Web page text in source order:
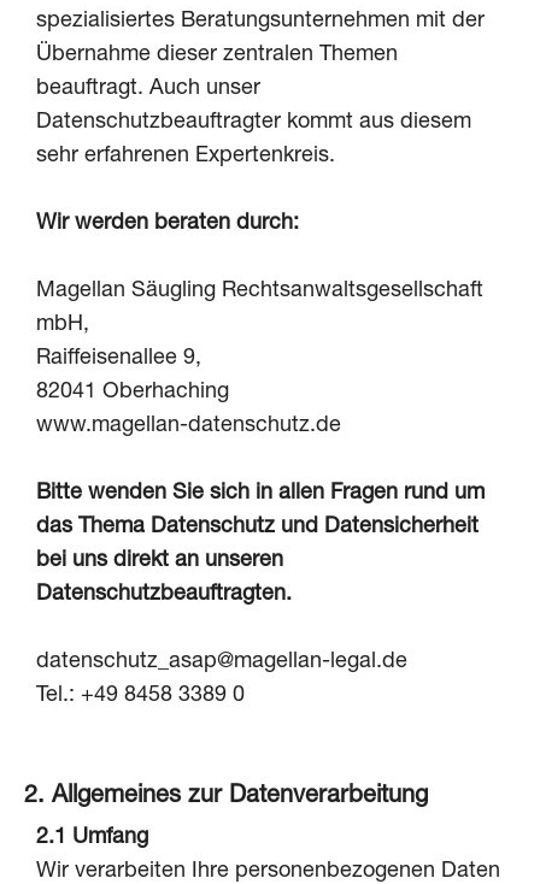
spezialisiertes Beratungsunternehmen mit der
Übernahme dieser zentralen Themen
beauftragt. Auch unser
Datenschutzbeauftragter kommt aus diesem
sehr erfahrenen Expertenkreis.
Wir werden beraten durch:
Magellan Säugling Rechtsanwaltsgesellschaft
mbH,
Raiffeisenallee 9,
82041 Oberhaching
www.magellan-datenschutz.de
Bitte wenden Sie sich in allen Fragen rund um
das Thema Datenschutz und Datensicherheit
bei uns direkt an unseren
Datenschutzbeauftragten.
datenschutz_asap@magellan-legal.de
Tel.: +49 8458 3389 0
2. Allgemeines zur Datenverarbeitung
2.1 Umfang
Wir verarbeiten Ihre personenbezogenen Daten